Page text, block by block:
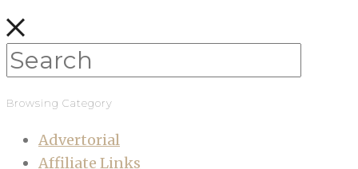
Browsing Category
Advertorial
Affiliate Links